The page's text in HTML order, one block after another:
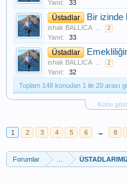
Yanıt: 33
Üstadlar Bir izinde
ishak BALLICA ... 2
Yanıt: 33
Üstadlar
ishak BALLICA ... 2
Yanıt: 32
Toplam 148 konudan 1 ile 20 arası
Konu
1
2 3 4 5 6 → 8
Forumlar